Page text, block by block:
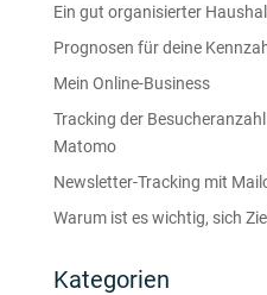
Ein gut organisierter
Prognosen für deine
Mein Online-Business
Tracking der
Matomo
Newsletter-Tracking mit
Warum ist es wichtig, sich
Kategorien